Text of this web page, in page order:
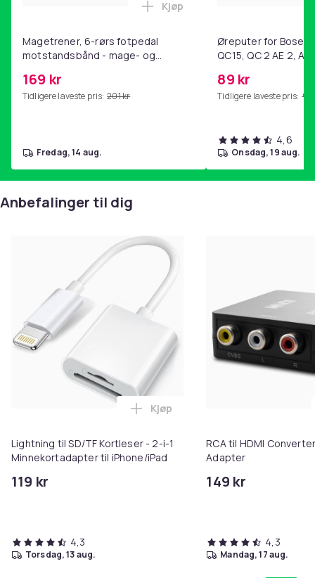
7f6b9bf0-0c89-452e-80cf-068023f82761
Produktsikkerhetsinformasjon
Magetrener, 6-rørs fotpedal
motstandsbånd - mage- og
hjemmegymnastikk Pink
169 kr
Tidligere laveste pris: 201 kr
Legg Magetrener, 6-rørs
Kjøp
fredag, 14 aug.
Øreputer for Bose
QC15, QC 2 AE 2, AE
89 kr
Tidligere laveste pris: 99
4,6
onsdag, 19 aug.
Anbefalinger til dig
Lightning til SD/TF Kortleser - 2-i-1
Minnekortadapter til iPhone/iPad
119 kr
Legg Lightning til SD/TF
Kjøp
4,3
torsdag, 13 aug.
RCA til HDMI
Adapter
149 kr
4,3
mandag, 17 aug.